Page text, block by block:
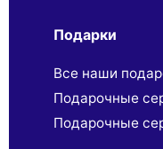
Подарки
Все наши
Подарочные
Подарочные